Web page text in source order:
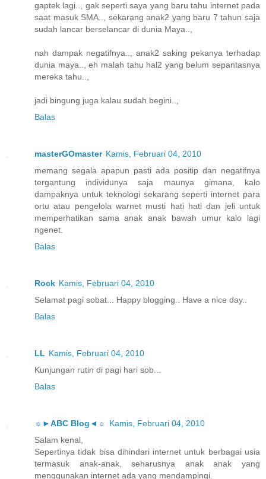
gaptek lagi.., gak seperti saya yang baru tahu internet pada
saat masuk SMA.., sekarang anak2 yang baru 7 tahun saja
sudah lancar berselancar di dunia Maya..,
nah dampak negatifnya.., anak2 saking pekanya terhadap
dunia maya.., eh malah tahu hal2 yang belum sepantasnya
mereka tahu..,
jadi bingung juga kalau sudah begini..,
Balas
masterGOmaster Kamis, Februari 04, 2010
memang segala apapun pasti ada positip dan negatifnya
tergantung individunya saja maunya gimana, kalo
dampaknya untuk teknologi sekarang seperti internet para
ortu atau pengelola warnet musti hati hati dan jeli untuk
memperhatikan sama anak anak bawah umur kalo lagi
ngenet.
Balas
Rock Kamis, Februari 04, 2010
Selamat pagi sobat... Happy blogging.. Have a nice day..
Balas
LL Kamis, Februari 04, 2010
Kunjungan rutin di pagi hari sob...
Balas
☼►ABC Blog◄☼ Kamis, Februari 04, 2010
Salam kenal,
Sepertinya tidak bisa dihindari internet untuk berbagai usia
termasuk anak-anak, seharusnya anak anak yang
menggunakan internet ada yang mendampingi.